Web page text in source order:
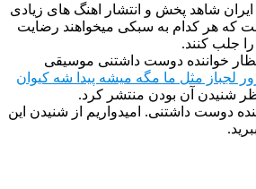
ایران شاهد پخش و انتشار اهنگ های زیادی
که هر کدام به سبکی میخواهند رضایت
جلب کنند.
خواننده دوست داشتنی موسیقی
لجباز مثل ما مگه میشه پیدا شه کیوان
شنیدن آن بودن منتشر کرد.
دوست داشتنی. امیدواریم از شنیدن این